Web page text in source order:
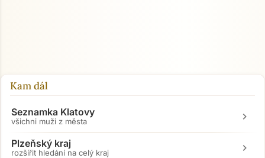
Kam dál
Seznamka Klatovy
všichni muži z města chevron_right
Plzeňský kraj
rozšířit hledání na celý kraj chevron_right